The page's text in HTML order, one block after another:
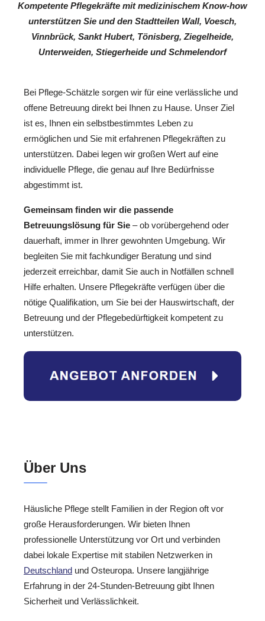
Kompetente Pflegekräfte mit medizinischem Know-how
unterstützen Sie und den Stadtteilen Wall, Voesch,
Vinnbrück, Sankt Hubert, Tönisberg, Ziegelheide,
Unterweiden, Stiegerheide und Schmelendorf
Bei Pflege-Schätzle sorgen wir für eine verlässliche und
offene Betreuung direkt bei Ihnen zu Hause. Unser Ziel
ist es, Ihnen ein selbstbestimmtes Leben zu
ermöglichen und Sie mit erfahrenen Pflegekräften zu
unterstützen. Dabei legen wir großen Wert auf eine
individuelle Pflege, die genau auf Ihre Bedürfnisse
abgestimmt ist.
Gemeinsam finden wir die passende
Betreuungslösung für Sie – ob vorübergehend oder
dauerhaft, immer in Ihrer gewohnten Umgebung. Wir
begleiten Sie mit fachkundiger Beratung und sind
jederzeit erreichbar, damit Sie auch in Notfällen schnell
Hilfe erhalten. Unsere Pflegekräfte verfügen über die
nötige Qualifikation, um Sie bei der Hauswirtschaft, der
Betreuung und der Pflegebedürftigkeit kompetent zu
unterstützen.
Über Uns
Häusliche Pflege stellt Familien in der Region oft vor
große Herausforderungen. Wir bieten Ihnen
professionelle Unterstützung vor Ort und verbinden
dabei lokale Expertise mit stabilen Netzwerken in
Deutschland und Osteuropa. Unsere langjährige
Erfahrung in der 24-Stunden-Betreuung gibt Ihnen
Sicherheit und Verlässlichkeit.